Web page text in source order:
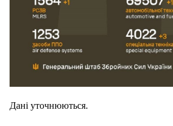
Дані уточнюються.